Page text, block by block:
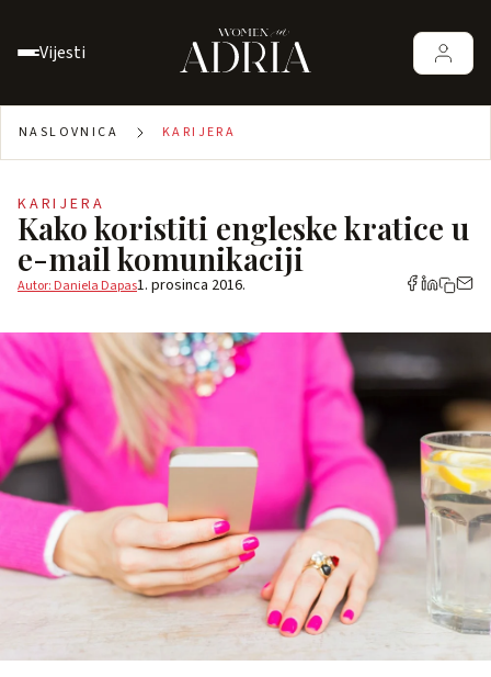
Vijesti
NASLOVNICA KARIJERA
KARIJERA
Kako koristiti engleske kratice u
e-mail komunikaciji
Autor: Daniela Dapas1. prosinca 2016.